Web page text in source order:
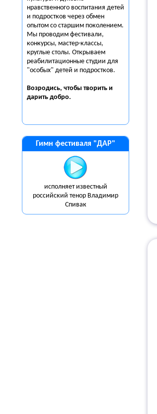
нравственного воспитания детей
и подростков через обмен
опытом со старшим поколением.
Мы проводим фестивали,
конкурсы, мастер-классы,
круглые столы. Открываем
реабилитационные студии для
"особых" детей и подростков.
Возродись, чтобы творить и
дарить добро.
Гимн фестиваля "ДАР"
исполняет известный
российский тенор Владимир
Спивак